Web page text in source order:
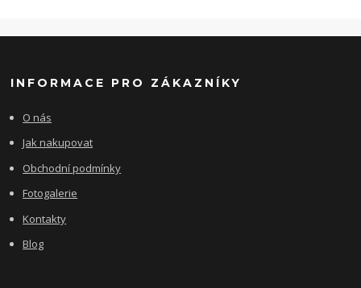
INFORMACE PRO ZÁKAZNÍKY
O nás
Jak nakupovat
Obchodní podmínky
Fotogalerie
Kontakty
Blog